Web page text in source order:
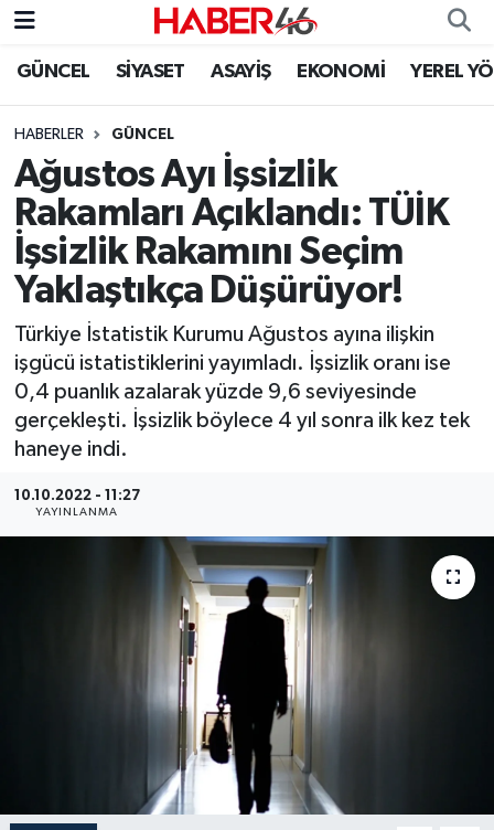
GÜNCEL SİYASET ASAYİŞ EKONOMİ YEREL
HABERLER GÜNCEL
Ağustos Ayı İşsizlik
Rakamları Açıklandı: TÜİK
İşsizlik Rakamını Seçim
Yaklaştıkça Düşürüyor!
Türkiye İstatistik Kurumu Ağustos ayına ilişkin
işgücü istatistiklerini yayımladı. İşsizlik oranı ise
0,4 puanlık azalarak yüzde 9,6 seviyesinde
gerçekleşti. İşsizlik böylece 4 yıl sonra ilk kez tek
haneye indi.
10.10.2022 - 11:27
YAYINLANMA
GÜNCEL
SİYASET
EKONOMİ
SPOR
YAŞAM
TEKNOLOJİ
SAĞLIK
İLÇE HABERLERİ
KÜLTÜR-SANAT
MAGAZİN
Nöbetçi Eczaneler
Hava Durumu
Kahramanmaraş Namaz Vakitleri
Trafik Durumu
Süper Lig Puan Durumu ve Fikstür
Tüm Manşetler
Son Dakika Haberleri